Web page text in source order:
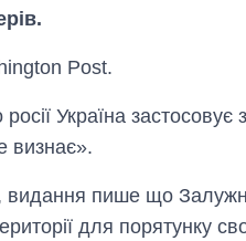
Post.
Україна застосовує
визнає».
пише що
для порятунку